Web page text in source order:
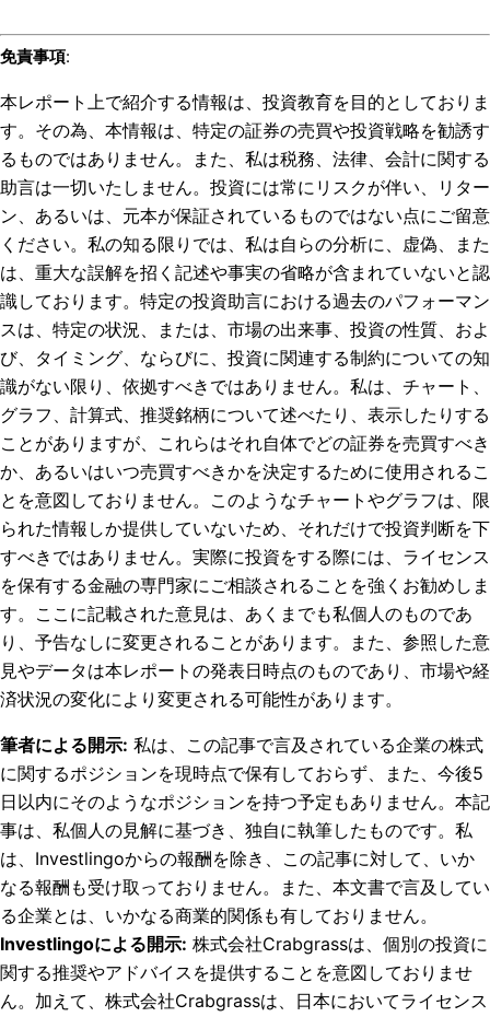
免責事項:
本レポート上で紹介する情報は、投資教育を目的としておりま
す。その為、本情報は、特定の証券の売買や投資戦略を勧誘す
るものではありません。また、私は税務、法律、会計に関する
助言は一切いたしません。投資には常にリスクが伴い、リター
ン、あるいは、元本が保証されているものではない点にご留意
ください。私の知る限りでは、私は自らの分析に、虚偽、また
は、重大な誤解を招く記述や事実の省略が含まれていないと認
識しております。特定の投資助言における過去のパフォーマン
スは、特定の状況、または、市場の出来事、投資の性質、およ
び、タイミング、ならびに、投資に関連する制約についての知
識がない限り、依拠すべきではありません。私は、チャート、
グラフ、計算式、推奨銘柄について述べたり、表示したりする
ことがありますが、これらはそれ自体でどの証券を売買すべき
か、あるいはいつ売買すべきかを決定するために使用されるこ
とを意図しておりません。このようなチャートやグラフは、限
られた情報しか提供していないため、それだけで投資判断を下
すべきではありません。実際に投資をする際には、ライセンス
を保有する金融の専門家にご相談されることを強くお勧めしま
す。ここに記載された意見は、あくまでも私個人のものであ
り、予告なしに変更されることがあります。また、参照した意
見やデータは本レポートの発表日時点のものであり、市場や経
済状況の変化により変更される可能性があります。
筆者による開示: 私は、この記事で言及されている企業の株式
に関するポジションを現時点で保有しておらず、また、今後5
日以内にそのようなポジションを持つ予定もありません。 本記
事は、私個人の見解に基づき、独自に執筆したものです。私
は、Investlingoからの報酬を除き、この記事に対して、いか
なる報酬も受け取っておりません。また、本文書で言及してい
る企業とは、いかなる商業的関係も有しておりません。
Investlingoによる開示: 株式会社Crabgrassは、個別の投資に
関する推奨やアドバイスを提供することを意図しておりませ
ん。加えて、株式会社Crabgrassは、日本においてライセンス